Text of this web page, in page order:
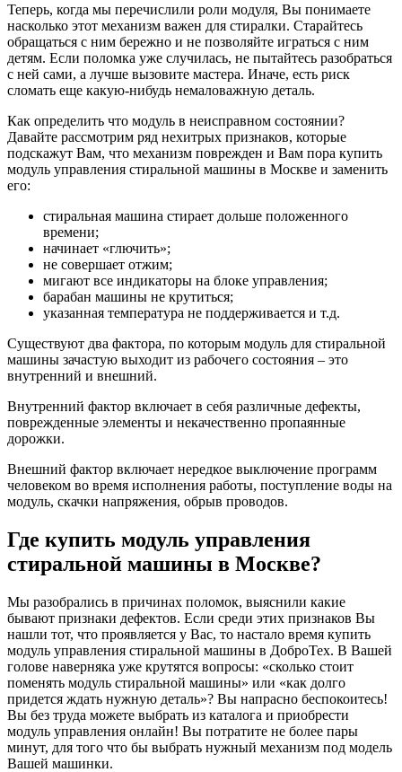
Теперь, когда мы перечислили роли модуля, Вы понимаете
насколько этот механизм важен для стиралки. Старайтесь
обращаться с ним бережно и не позволяйте играться с ним
детям. Если поломка уже случилась, не пытайтесь разобраться
с ней сами, а лучше вызовите мастера. Иначе, есть риск
сломать еще какую-нибудь немаловажную деталь.
Как определить что модуль в неисправном состоянии?
Давайте рассмотрим ряд нехитрых признаков, которые
подскажут Вам, что механизм поврежден и Вам пора купить
модуль управления стиральной машины в Москве и заменить
его:
стиральная машина стирает дольше положенного
времени;
начинает «глючить»;
не совершает отжим;
мигают все индикаторы на блоке управления;
барабан машины не крутиться;
указанная температура не поддерживается и т.д.
Существуют два фактора, по которым модуль для стиральной
машины зачастую выходит из рабочего состояния – это
внутренний и внешний.
Внутренний фактор включает в себя различные дефекты,
поврежденные элементы и некачественно пропаянные
дорожки.
Внешний фактор включает нередкое выключение программ
человеком во время исполнения работы, поступление воды на
модуль, скачки напряжения, обрыв проводов.
Где купить модуль управления
стиральной машины в Москве?
Мы разобрались в причинах поломок, выяснили какие
бывают признаки дефектов. Если среди этих признаков Вы
нашли тот, что проявляется у Вас, то настало время купить
модуль управления стиральной машины в ДоброТех. В Вашей
голове наверняка уже крутятся вопросы: «сколько стоит
поменять модуль стиральной машины» или «как долго
придется ждать нужную деталь»? Вы напрасно беспокоитесь!
Вы без труда можете выбрать из каталога и приобрести
модуль управления онлайн! Вы потратите не более пары
минут, для того что бы выбрать нужный механизм под модель
Вашей машинки.